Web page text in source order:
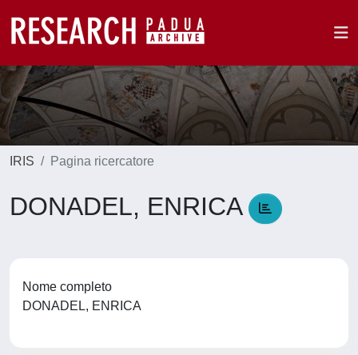
IRIS Pagina ricercatore
DONADEL, ENRICA
Nome completo
DONADEL, ENRICA